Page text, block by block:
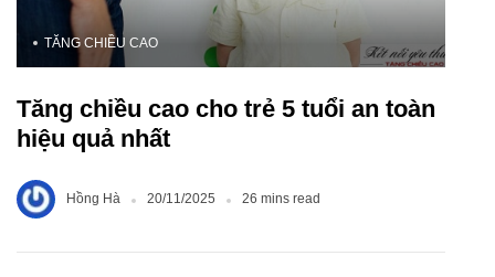
TĂNG CHIỀU CAO
Tăng chiều cao cho trẻ 5 tuổi an toàn
hiệu quả nhất
Hồng Hà 20/11/2025 26 mins read